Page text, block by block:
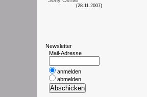
(28.11.2007)
Newsletter
Mail-Adresse
anmelden
abmelden